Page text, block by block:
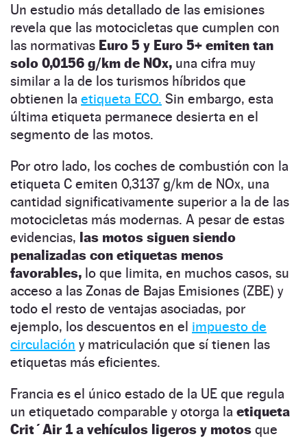
Un estudio más detallado de las emisiones
revela que las motocicletas que cumplen con
las normativas Euro 5 y Euro 5+ emiten tan
solo 0,0156 g/km de NOx, una cifra muy
similar a la de los turismos híbridos que
obtienen la etiqueta ECO. Sin embargo, esta
última etiqueta permanece desierta en el
segmento de las motos.
Por otro lado, los coches de combustión con la
etiqueta C emiten 0,3137 g/km de NOx, una
cantidad significativamente superior a la de las
motocicletas más modernas. A pesar de estas
evidencias, las motos siguen siendo
penalizadas con etiquetas menos
favorables, lo que limita, en muchos casos, su
acceso a las Zonas de Bajas Emisiones (ZBE) y
todo el resto de ventajas asociadas, por
ejemplo, los descuentos en el impuesto de
circulación y matriculación que sí tienen las
etiquetas más eficientes.
Francia es el único estado de la UE que regula
un etiquetado comparable y otorga la etiqueta
Crit´Air 1 a vehículos ligeros y motos que